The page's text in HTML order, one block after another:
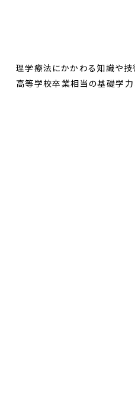
理学療法にかかわる知識や
高等学校卒業相当の基礎学力